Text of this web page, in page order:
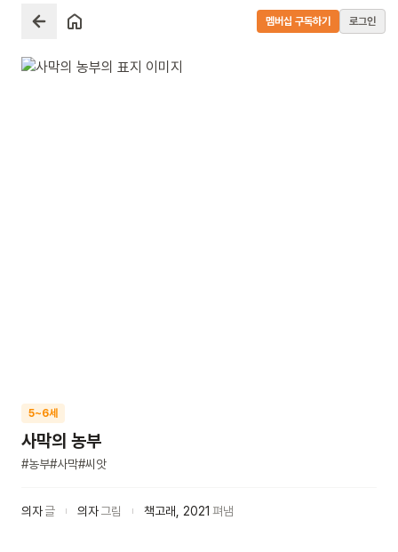
멤버십 구독하기 로그인
5~6세
사막의 농부
#농부#사막#씨앗
의자글 의자그림 책고래 2021 펴냄